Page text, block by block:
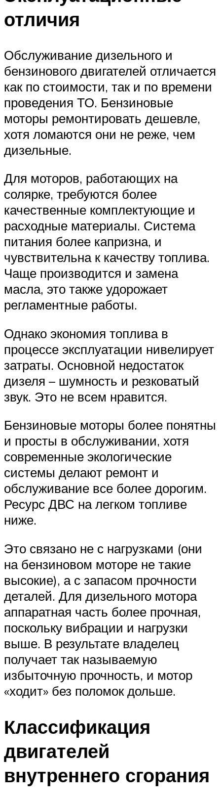
отличия
Обслуживание дизельного и
бензинового двигателей отличается
как по стоимости, так и по времени
проведения ТО. Бензиновые
моторы ремонтировать дешевле,
хотя ломаются они не реже, чем
дизельные.
Для моторов, работающих на
солярке, требуются более
качественные комплектующие и
расходные материалы. Система
питания более капризна, и
чувствительна к качеству топлива.
Чаще производится и замена
масла, это также удорожает
регламентные работы.
Однако экономия топлива в
процессе эксплуатации нивелирует
затраты. Основной недостаток
дизеля – шумность и резковатый
звук. Это не всем нравится.
Бензиновые моторы более понятны
и просты в обслуживании, хотя
современные экологические
системы делают ремонт и
обслуживание все более дорогим.
Ресурс ДВС на легком топливе
ниже.
Это связано не с нагрузками (они
на бензиновом моторе не такие
высокие), а с запасом прочности
деталей. Для дизельного мотора
аппаратная часть более прочная,
поскольку вибрации и нагрузки
выше. В результате владелец
получает так называемую
избыточную прочность, и мотор
«ходит» без поломок дольше.
Классификация
двигателей
внутреннего сгорания